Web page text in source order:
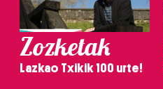
Zozketak
Lazkao Txikik 100 urte!